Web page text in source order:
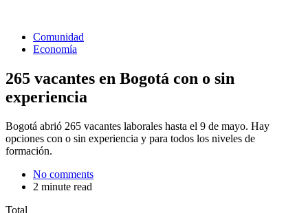
Comunidad
Economía
265 vacantes en Bogotá con o sin
experiencia
Bogotá abrió 265 vacantes laborales hasta el 9 de mayo. Hay
opciones con o sin experiencia y para todos los niveles de
formación.
No comments
2 minute read
Total